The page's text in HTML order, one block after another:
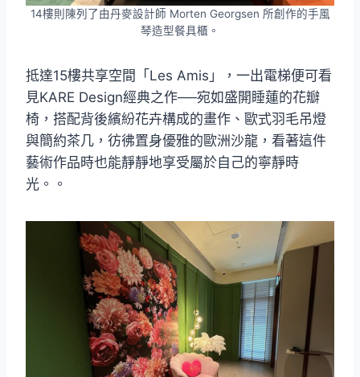
14樓則陳列了由丹麥設計師 Morten Georgsen 所創作的手風
琴造型餐具櫃。
抵達15樓共享空間「Les Amis」，一出電梯便可看
見KARE Design經典之作──宛如盛開睡蓮的花瓣
椅，搭配背後繽紛花卉構成的畫作、歐式羽毛吊燈
與簡約茶几，彷彿置身優雅的歐洲沙龍，看著這件
藝術作品時也能靜靜地享受屬於自己的寧靜時
光。。